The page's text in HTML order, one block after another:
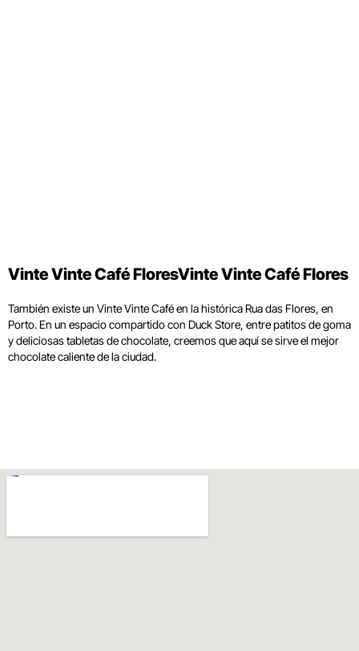
Vinte Vinte Café FloresVinte Vinte Café Flores
También existe un Vinte Vinte Café en la histórica Rua das Flores, en
Porto. En un espacio compartido con Duck Store, entre patitos de goma
y deliciosas tabletas de chocolate, creemos que aquí se sirve el mejor
chocolate caliente de la ciudad.